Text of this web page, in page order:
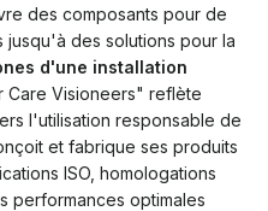
des composants pour de
jusqu'à des solutions pour la
d'une installation
Care Visioneers" reflète
l'utilisation responsable de
et fabrique ses produits
ISO, homologations
performances optimales